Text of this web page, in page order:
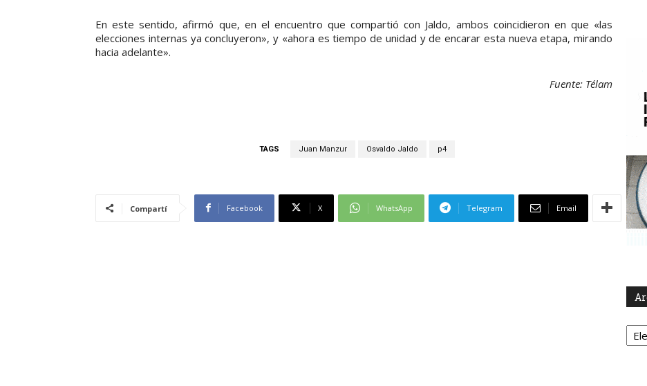
En este sentido, afirmó que, en el encuentro que compartió con Jaldo, ambos coincidieron en que «las
elecciones internas ya concluyeron», y «ahora es tiempo de unidad y de encarar esta nueva etapa, mirando
hacia adelante».
Fuente: Télam
TAGS Juan Manzur Osvaldo Jaldo p4
Compartí Facebook X WhatsApp Telegram Email